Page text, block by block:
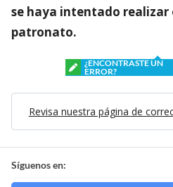
se haya intentado realizar
patronato.
¿ENCONTRASTE UN
ERROR?
Revisa nuestra página de
Síguenos en: